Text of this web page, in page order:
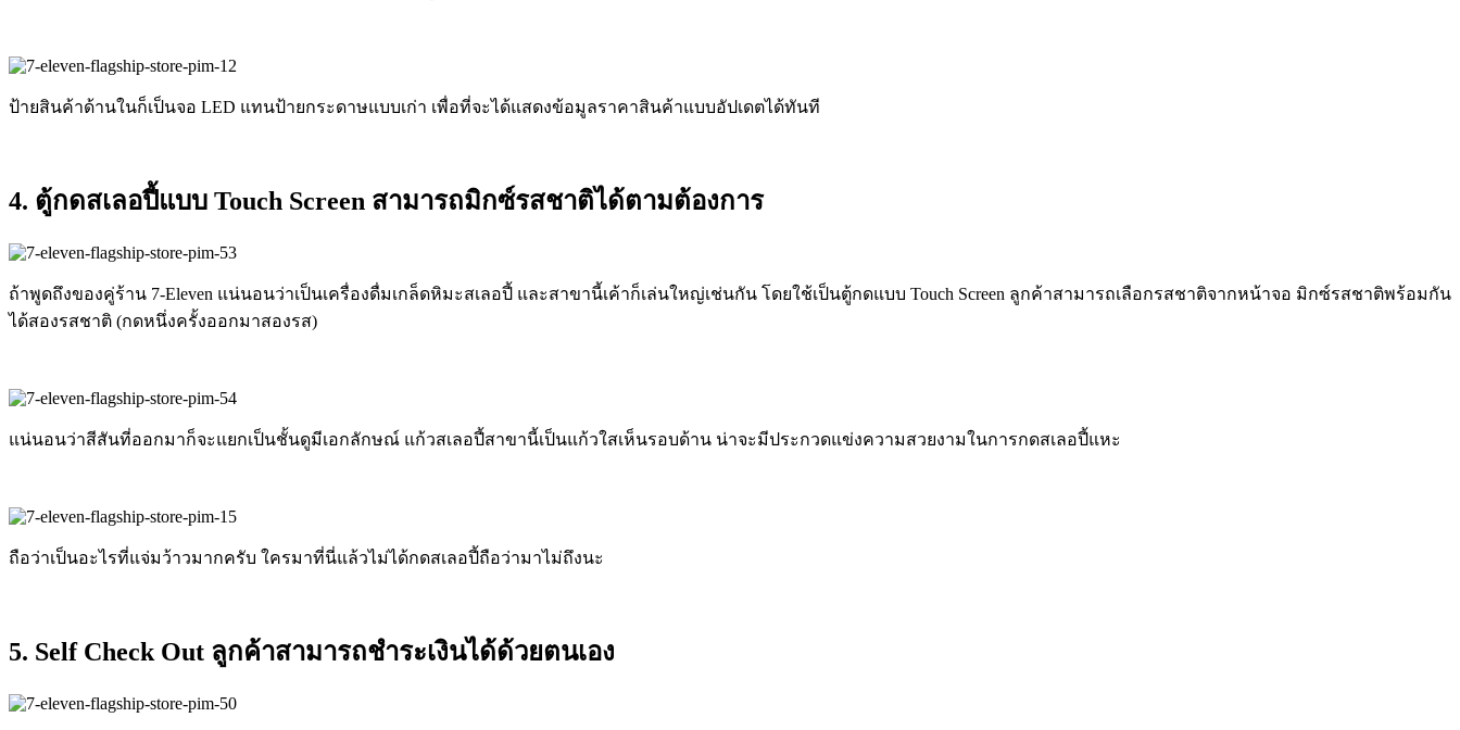
ป้ายสินค้าด้านในก็เป็นจอ LED แทนป้ายกระดาษแบบเก่า เพื่อที่จะได้แสดงข้อมูลราคาสินค้าแบบอัปเดตได้ทันที
4. ตู้กดสเลอปี้แบบ Touch Screen สามารถมิกซ์รสชาติได้ตามต้องการ
ถ้าพูดถึงของคู่ร้าน 7-Eleven แน่นอนว่าเป็นเครื่องดื่มเกล็ดหิมะสเลอปี้ และสาขานี้เค้าก็เล่นใหญ่เช่นกัน โดยใช้เป็นตู้กดแบบ Touch Screen ลูกค้าสามารถเลือกรสชาติจากหน้าจอ มิกซ์รสชาติพร้อมกัน
ได้สองรสชาติ (กดหนึ่งครั้งออกมาสองรส)
แน่นอนว่าสีสันที่ออกมาก็จะแยกเป็นชั้นดูมีเอกลักษณ์ แก้วสเลอปี้สาขานี้เป็นแก้วใสเห็นรอบด้าน น่าจะมีประกวดแข่งความสวยงามในการกดสเลอปี้แหะ
ถือว่าเป็นอะไรที่แจ่มว้าวมากครับ ใครมาที่นี่แล้วไม่ได้กดสเลอปี้ถือว่ามาไม่ถึงนะ
5. Self Check Out ลูกค้าสามารถชำระเงินได้ด้วยตนเอง